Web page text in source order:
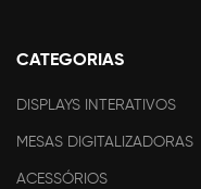
CATEGORIAS
DISPLAYS INTERATIVOS
MESAS DIGITALIZADORAS
ACESSÓRIOS